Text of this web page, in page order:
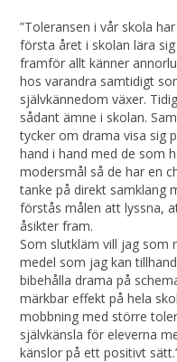
”Toleransen i vår skola
första året i skolan lära
framför allt känner
hos varandra samtidigt
självkännedom växer.
sådant ämne i skolan.
tycker om drama visa sig
hand i hand med de som
modersmål så de har en
tanke på direkt samklang
förstås målen att lyssna,
åsikter fram.
Som slutkläm vill jag som
medel som jag kan
bibehålla drama på
märkbar effekt på hela
mobbning med större
självkänsla för eleverna
känslor på ett positivt